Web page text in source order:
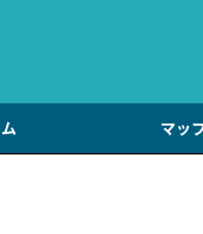
マッ